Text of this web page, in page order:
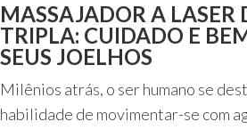
MASSAJADOR A LASER
TRIPLA: CUIDADO E
SEUS JOELHOS
Milênios atrás, o ser humano se
habilidade de movimentar-se com